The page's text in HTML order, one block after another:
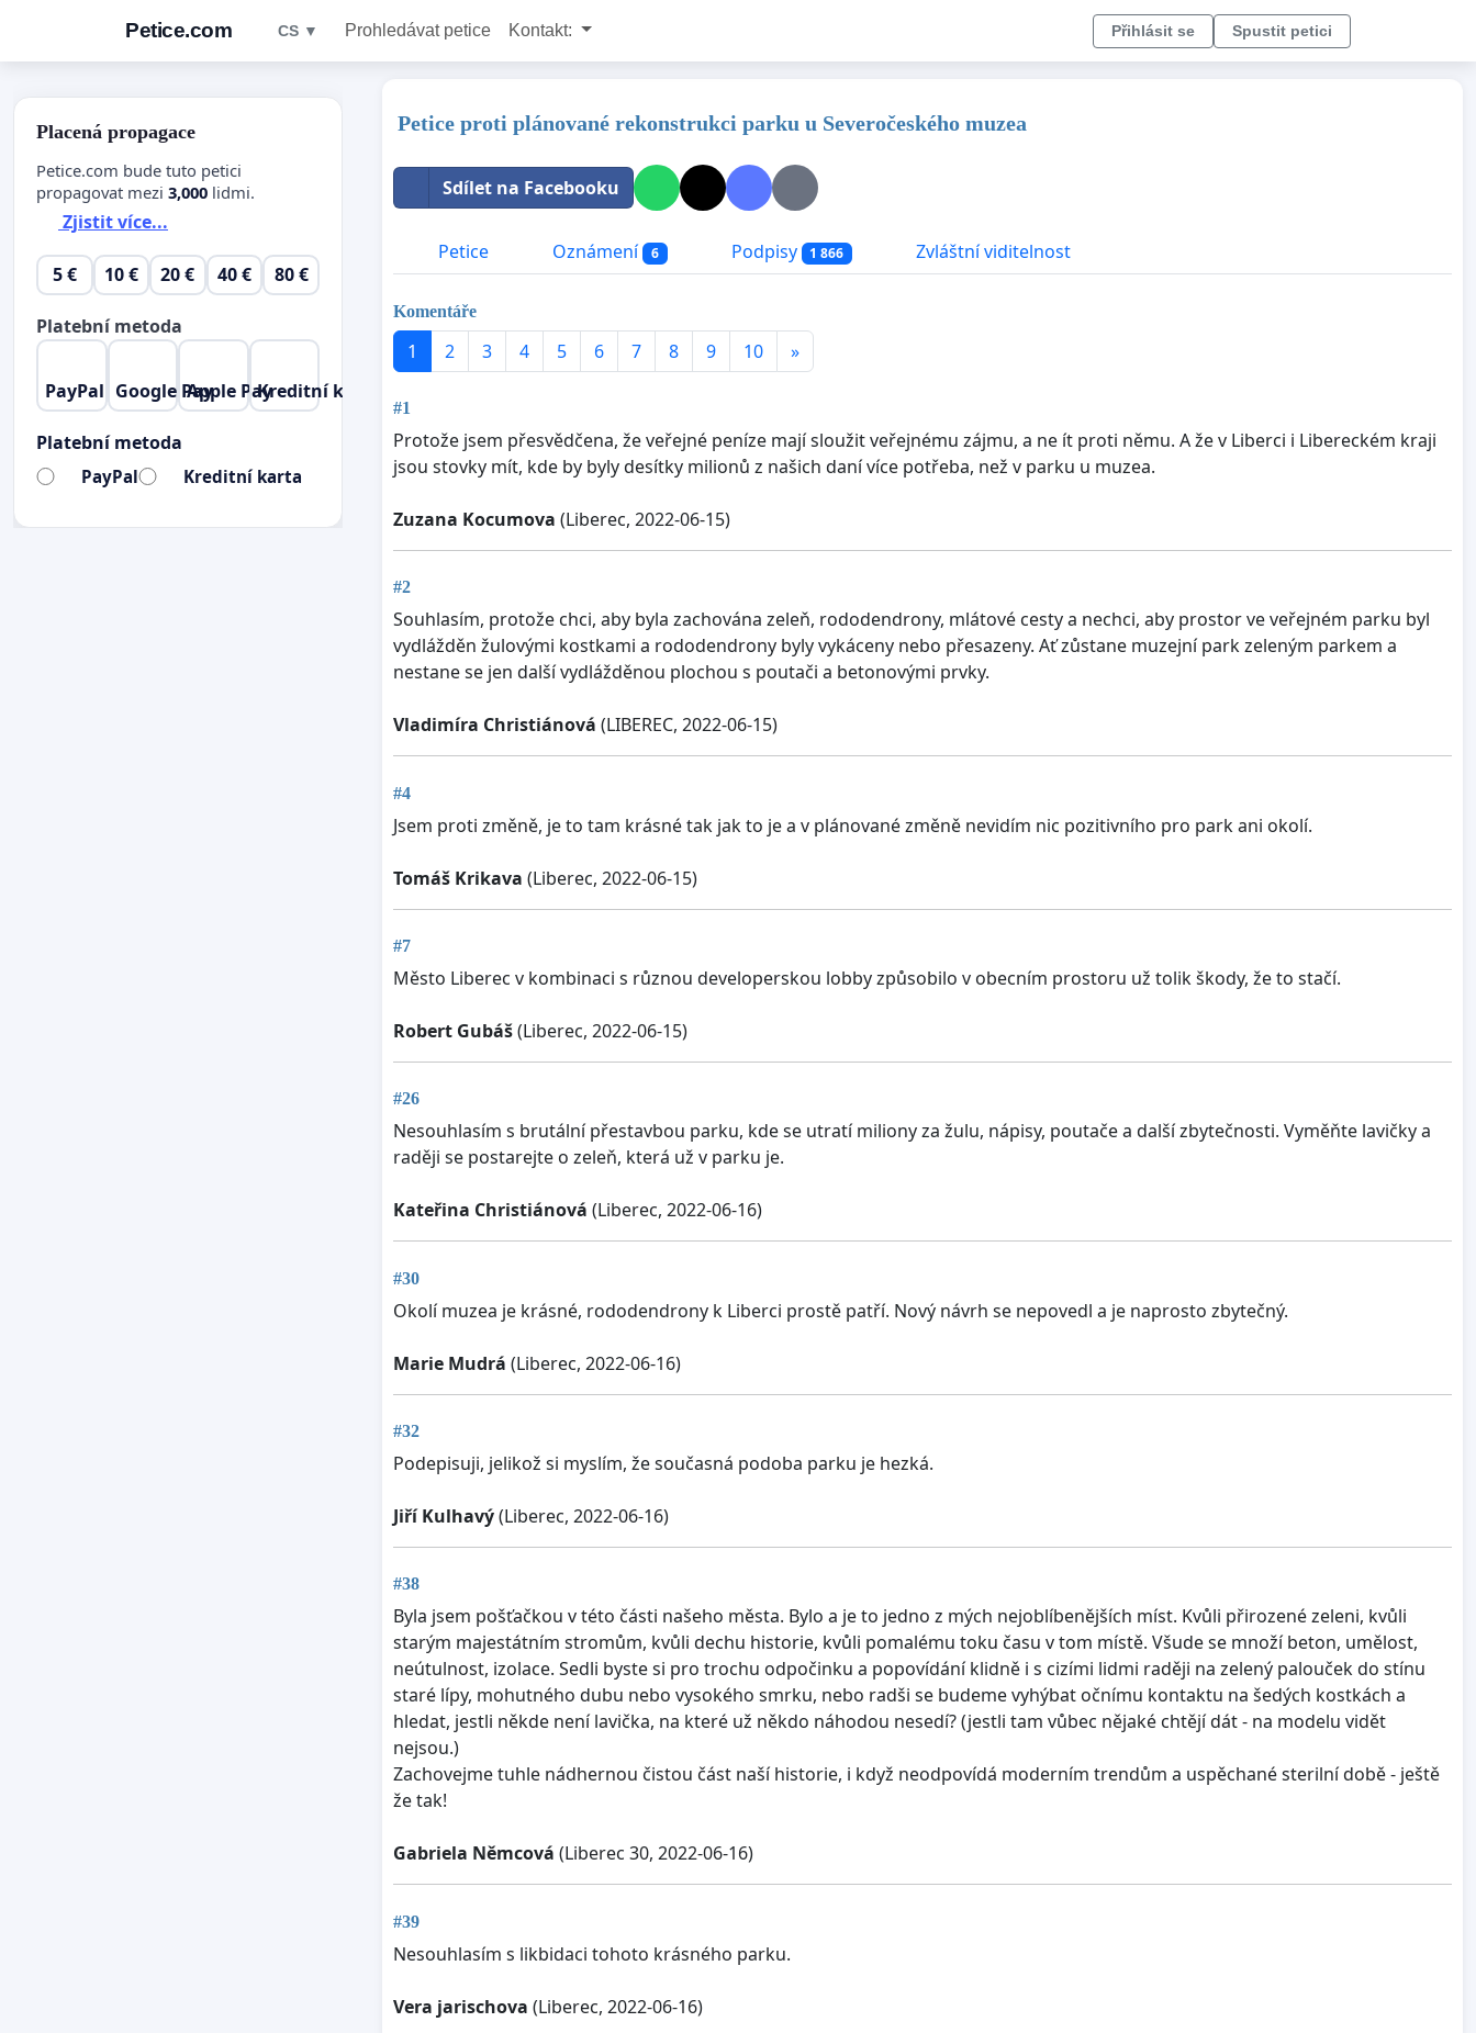
Petice.com CS ▼ Prohledávat petice Kontakt: Přihlásit se Spustit petici
Petice proti plánované rekonstrukci parku u Severočeského muzea
Sdílet na Facebooku
Petice Oznámení 6 Podpisy 1 866 Zvláštní viditelnost
Komentáře
1 2 3 4 5 6 7 8 9 10 »
#1
Protože jsem přesvědčena, že veřejné peníze mají sloužit veřejnému zájmu, a ne ít proti němu. A že v Liberci i Libereckém kraji
jsou stovky mít, kde by byly desítky milionů z našich daní více potřeba, než v parku u muzea.
Zuzana Kocumova (Liberec, 2022-06-15)
#2
Souhlasím, protože chci, aby byla zachována zeleň, rododendrony, mlátové cesty a nechci, aby prostor ve veřejném parku byl
vydlážděn žulovými kostkami a rododendrony byly vykáceny nebo přesazeny. Ať zůstane muzejní park zeleným parkem a
nestane se jen další vydlážděnou plochou s poutači a betonovými prvky.
Vladimíra Christiánová (LIBEREC, 2022-06-15)
#4
Jsem proti změně, je to tam krásné tak jak to je a v plánované změně nevidím nic pozitivního pro park ani okolí.
Tomáš Krikava (Liberec, 2022-06-15)
#7
Město Liberec v kombinaci s různou developerskou lobby způsobilo v obecním prostoru už tolik škody, že to stačí.
Robert Gubáš(Liberec, 2022-06-15)
#26
Nesouhlasím s brutální přestavbou parku, kde se utratí miliony za žulu, nápisy, poutače a další zbytečnosti. Vyměňte lavičky a
raději se postarejte o zeleň, která už v parku je.
Kateřina Christiánová (Liberec, 2022-06-16)
#30
Okolí muzea je krásné, rododendrony k Liberci prostě patří. Nový návrh se nepovedl a je naprosto zbytečný.
Marie Mudrá (Liberec, 2022-06-16)
#32
Podepisuji, jelikož si myslím, že současná podoba parku je hezká.
Jiří Kulhavý(Liberec, 2022-06-16)
#38
Byla jsem pošťačkou v této části našeho města. Bylo a je to jedno z mých nejoblíbenějších míst. Kvůli přirozené zeleni, kvůli
starým majestátním stromům, kvůli dechu historie, kvůli pomalému toku času v tom místě. Všude se množí beton, umělost,
neútulnost, izolace. Sedli byste si pro trochu odpočinku a popovídání klidně i s cizími lidmi raději na zelený palouček do stínu
staré lípy, mohutného dubu nebo vysokého smrku, nebo radši se budeme vyhýbat očnímu kontaktu na šedých kostkách a
hledat, jestli někde není lavička, na které už někdo náhodou nesedí? (jestli tam vůbec nějaké chtějí dát - na modelu vidět
nejsou.)
Zachovejme tuhle nádhernou čistou část naší historie, i když neodpovídá moderním trendům a uspěchané sterilní době - ještě
že tak!
Gabriela Němcová (Liberec 30, 2022-06-16)
#39
Nesouhlasím s likbidaci tohoto krásného parku.
Vera jarischova (Liberec, 2022-06-16)
Placená propagace
Petice.com bude tuto petici
propagovat mezi 3,000 lidmi.
Zjistit více...
5 € 10 € 20 € 40 € 80 €
Platební metoda
PayPal Google PayApple PayKreditní karta
Platební metoda
PayPal Kreditní karta